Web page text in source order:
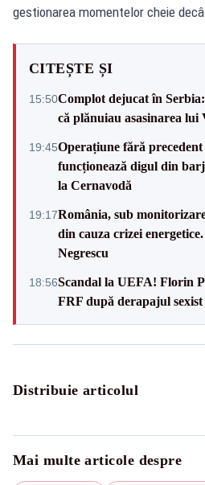
gestionarea momentelor cheie
CITEȘTE ȘI
15:50Complot dejucat în
că plănuiau asasinarea lui
19:45Operațiune fără
funcționează digul din
la Cernavodă
19:17România, sub
din cauza crizei
Negrescu
18:56Scandal la UEFA! Florin
FRF după derapajul
Distribuie articolul
Mai multe articole despre